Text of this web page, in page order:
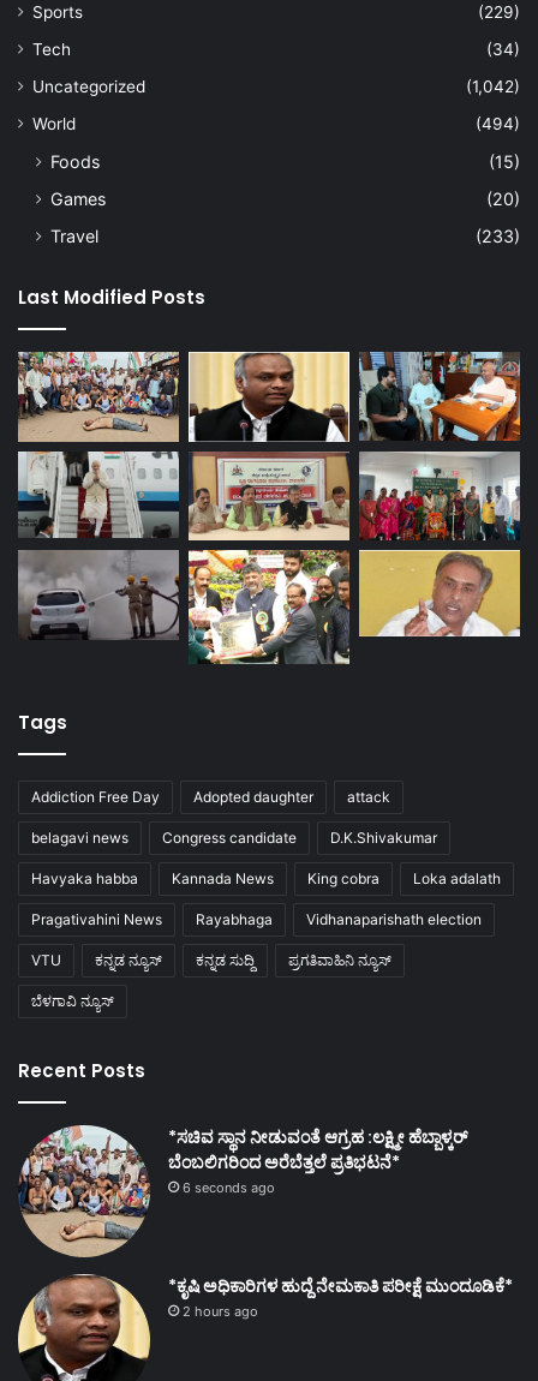
Sports
(229)
Tech
(34)
Uncategorized
(1,042)
World
(494)
Foods
(15)
Games
(20)
Travel
(233)
Last Modified Posts
Tags
Addiction Free Day Adopted daughter attack
belagavi news Congress candidate D.K.Shivakumar
Havyaka habba Kannada News King cobra Loka adalath
Pragativahini News Rayabhaga Vidhanaparishath election
VTU ಕನ್ನಡ ನ್ಯೂಸ್ ಕನ್ನಡ ಸುದ್ದಿ ಪ್ರಗತಿವಾಹಿನಿ ನ್ಯೂಸ್
ಬೆಳಗಾವಿ ನ್ಯೂಸ್
Recent Posts
*ಸಚಿವ ಸ್ಥಾನ ನೀಡುವಂತೆ ಆಗ್ರಹ :ಲಕ್ಷ್ಮೀ ಹೆಬ್ಬಾಳ್ಕರ್
ಬೆಂಬಲಿಗರಿಂದ ಅರೆಬೆತ್ತಲೆ ಪ್ರತಿಭಟನೆ*
6 seconds ago
*ಕೃಷಿ ಅಧಿಕಾರಿಗಳ ಹುದ್ದೆ ನೇಮಕಾತಿ ಪರೀಕ್ಷೆ ಮುಂದೂಡಿಕೆ*
2 hours ago